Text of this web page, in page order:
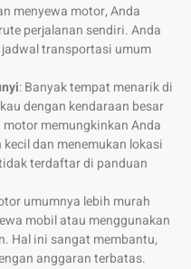
menyewa motor, Anda
perjalanan sendiri. Anda
transportasi umum
: Banyak tempat menarik di
dengan kendaraan besar
memungkinkan Anda
dan menemukan lokasi
terdaftar di panduan
umumnya lebih murah
mobil atau menggunakan
Hal ini sangat membantu,
anggaran terbatas.